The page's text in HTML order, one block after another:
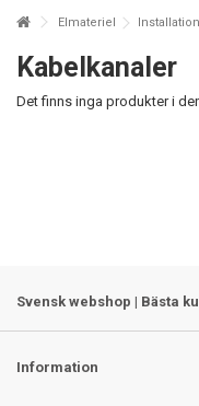
Elmateriel
Kabelkanaler
Det finns inga produkter i
Svensk webshop | Bästa
Information